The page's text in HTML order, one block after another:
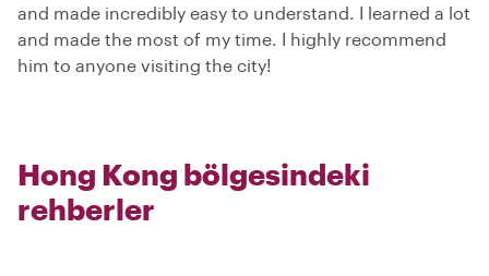
and made incredibly easy to understand. I learned a lot
and made the most of my time. I highly recommend
him to anyone visiting the city!
Hong Kong bölgesindeki
rehberler